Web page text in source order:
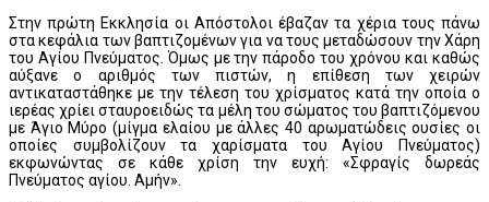
Στην πρώτη Εκκλησία οι Απόστολοι έβαζαν τα χέρια τους πάνω
στα κεφάλια των βαπτιζομένων για να τους μεταδώσουν την Χάρη
του Αγίου Πνεύματος. Όμως με την πάροδο του χρόνου και καθώς
αύξανε ο αριθμός των πιστών, η επίθεση των χειρών
αντικαταστάθηκε με την τέλεση του χρίσματος κατά την οποία ο
ιερέας χρίει σταυροειδώς τα μέλη του σώματος του βαπτιζόμενου
με Άγιο Μύρο (μίγμα ελαίου με άλλες 40 αρωματώδεις ουσίες οι
οποίες συμβολίζουν τα χαρίσματα του Αγίου Πνεύματος)
εκφωνώντας σε κάθε χρίση την ευχή: «Σφραγίς δωρεάς
Πνεύματος αγίου. Αμήν».